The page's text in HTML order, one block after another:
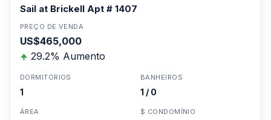
Sail at Brickell Apt # 1407
PREÇO DE VENDA
US$465,000
29.2% Aumento
DORMITÓRIOS
1
BANHEIROS
1 / 0
ÁREA $ CONDOMÍNIO